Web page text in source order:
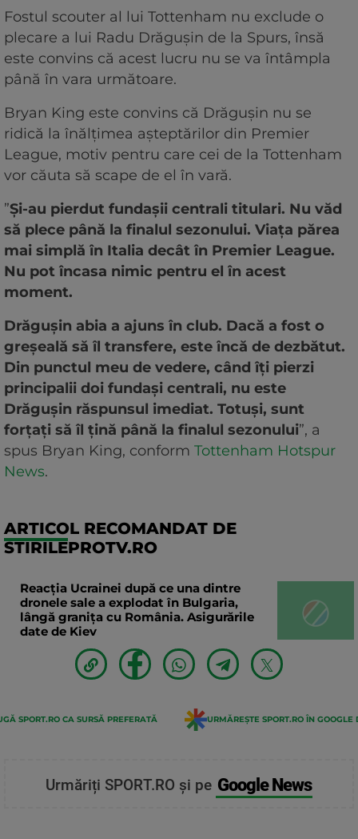
Fostul scouter al lui Tottenham nu exclude o
plecare a lui Radu Drăgușin de la Spurs, însă
este convins că acest lucru nu se va întâmpla
până în vara următoare.
Bryan King este convins că Drăgușin nu se
ridică la înălțimea așteptărilor din Premier
League, motiv pentru care cei de la Tottenham
vor căuta să scape de el în vară.
”Și-au pierdut fundașii centrali titulari. Nu văd
să plece până la finalul sezonului. Viața părea
mai simplă în Italia decât în Premier League.
Nu pot încasa nimic pentru el în acest
moment.
Drăgușin abia a ajuns în club. Dacă a fost o
greșeală să îl transfere, este încă de dezbătut.
Din punctul meu de vedere, când îți pierzi
principalii doi fundași centrali, nu este
Drăgușin răspunsul imediat. Totuși, sunt
forțați să îl țină până la finalul sezonului”, a
spus Bryan King, conform Tottenham Hotspur
News.
ARTICOL RECOMANDAT DE
STIRILEPROTV.RO
Reacția Ucrainei după ce una dintre
dronele sale a explodat în Bulgaria,
lângă granița cu România. Asigurările
date de Kiev
SPORT.RO CA SURSĂ PREFERATĂ URMĂREȘTE SPORT.RO ÎN GOOGLE
Urmăriți SPORT.RO și pe Google News